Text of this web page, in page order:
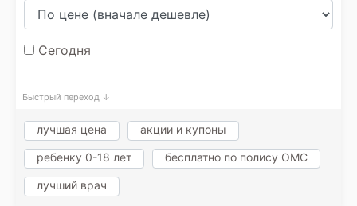
Сегодня
Быстрый переход ↓
лучшая цена акции и купоны
ребенку 0-18 лет бесплатно по полису ОМС
лучший врач